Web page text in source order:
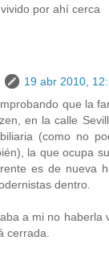
por ahí cerca
19 abr 2010,
que la
en la calle
(como no
la que ocupa
es de nueva
dentro.
a mi no haberla
cerrada.